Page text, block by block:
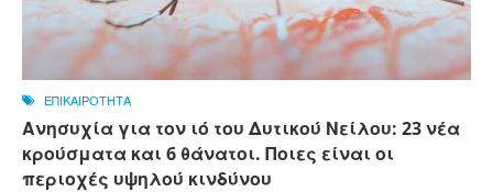
ΕΠΙΚΑΙΡΟΤΗΤΑ
Ανησυχία για τον ιό του Δυτικού Νείλου: 23 νέα
κρούσματα και 6 θάνατοι. Ποιες είναι οι
περιοχές υψηλού κινδύνου